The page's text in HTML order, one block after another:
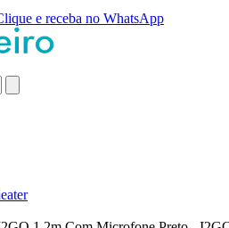
e receba no WhatsApp